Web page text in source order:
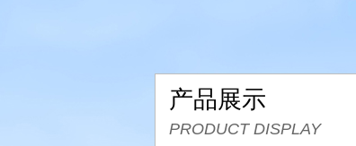
产品展示
PRODUCT DISPLAY